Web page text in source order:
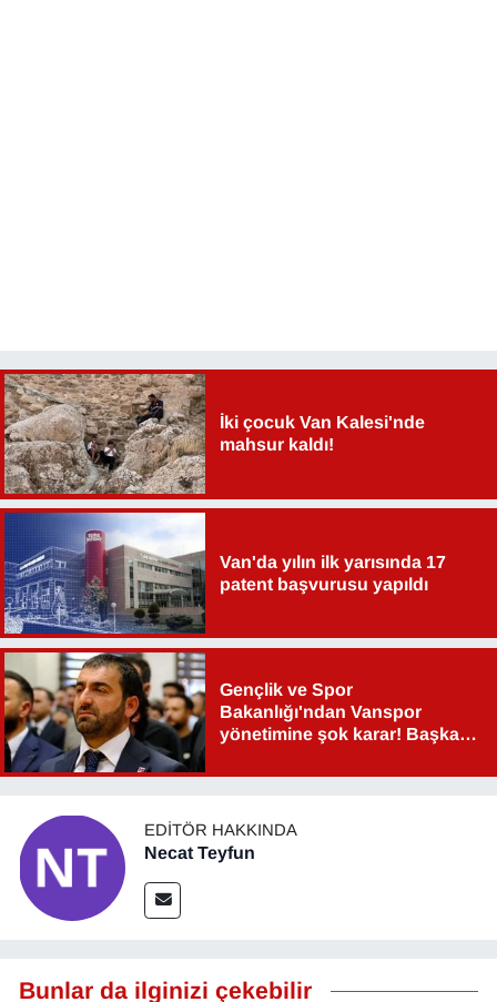
İki çocuk Van Kalesi'nde
mahsur kaldı!
Van'da yılın ilk yarısında 17
patent başvurusu yapıldı
Gençlik ve Spor
Bakanlığı'ndan Vanspor
yönetimine şok karar! Başkan
EDITÖR HAKKINDA
Necat Teyfun
Bunlar da ilginizi çekebilir